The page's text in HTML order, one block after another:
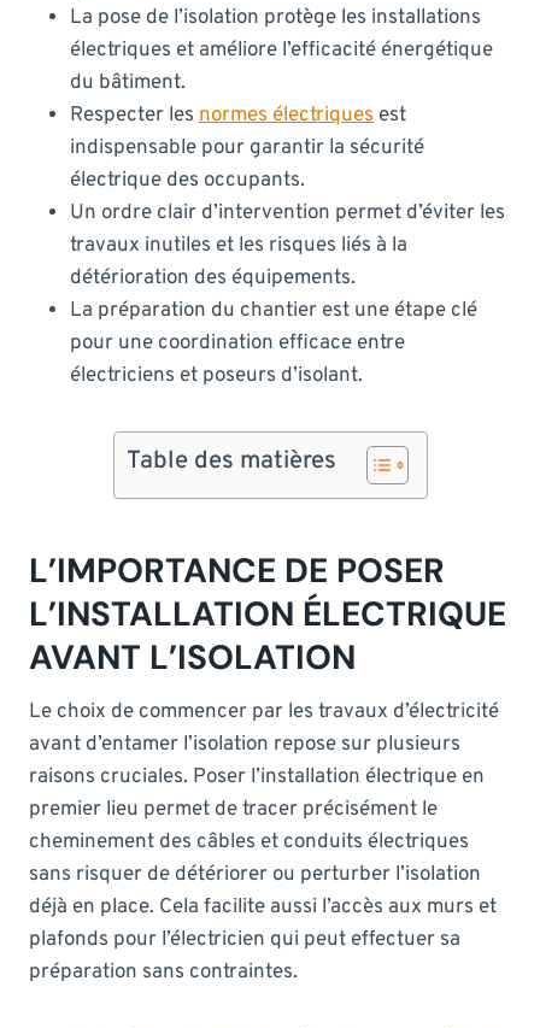
La pose de l’isolation protège les installations
électriques et améliore l’efficacité énergétique
du bâtiment.
Respecter les normes électriques est
indispensable pour garantir la sécurité
électrique des occupants.
Un ordre clair d’intervention permet d’éviter les
travaux inutiles et les risques liés à la
détérioration des équipements.
La préparation du chantier est une étape clé
pour une coordination efficace entre
électriciens et poseurs d’isolant.
Table des matières
L’IMPORTANCE DE POSER
L’INSTALLATION ÉLECTRIQUE
AVANT L’ISOLATION
Le choix de commencer par les travaux d’électricité
avant d’entamer l’isolation repose sur plusieurs
raisons cruciales. Poser l’installation électrique en
premier lieu permet de tracer précisément le
cheminement des câbles et conduits électriques
sans risquer de détériorer ou perturber l’isolation
déjà en place. Cela facilite aussi l’accès aux murs et
plafonds pour l’électricien qui peut effectuer sa
préparation sans contraintes.